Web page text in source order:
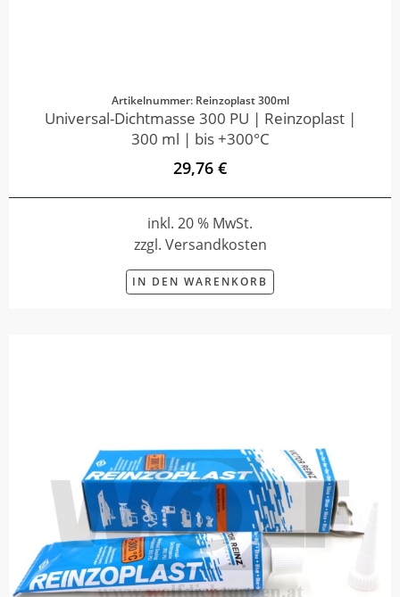
Artikelnummer: Reinzoplast 300ml
Universal-Dichtmasse 300 PU | Reinzoplast |
300 ml | bis +300°C
29,76 €
inkl. 20 % MwSt.
zzgl. Versandkosten
IN DEN WARENKORB